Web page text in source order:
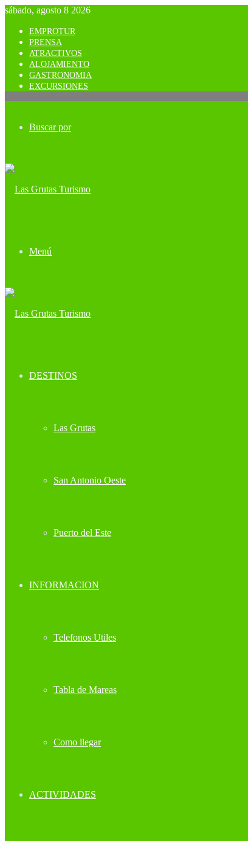
sábado, agosto 8 2026
EMPROTUR
PRENSA
ATRACTIVOS
ALOJAMIENTO
GASTRONOMIA
EXCURSIONES
Buscar por
Menú
DESTINOS
Las Grutas
San Antonio Oeste
Puerto del Este
INFORMACION
Telefonos Utiles
Tabla de Mareas
Como llegar
ACTIVIDADES